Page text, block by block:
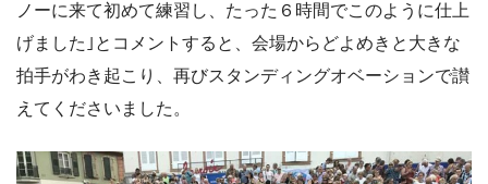
ノーに来て初めて練習し、たった６時間でこのように仕上
げました｣とコメントすると、会場からどよめきと大きな
拍手がわき起こり、再びスタンディングオベーションで讃
えてくださいました。